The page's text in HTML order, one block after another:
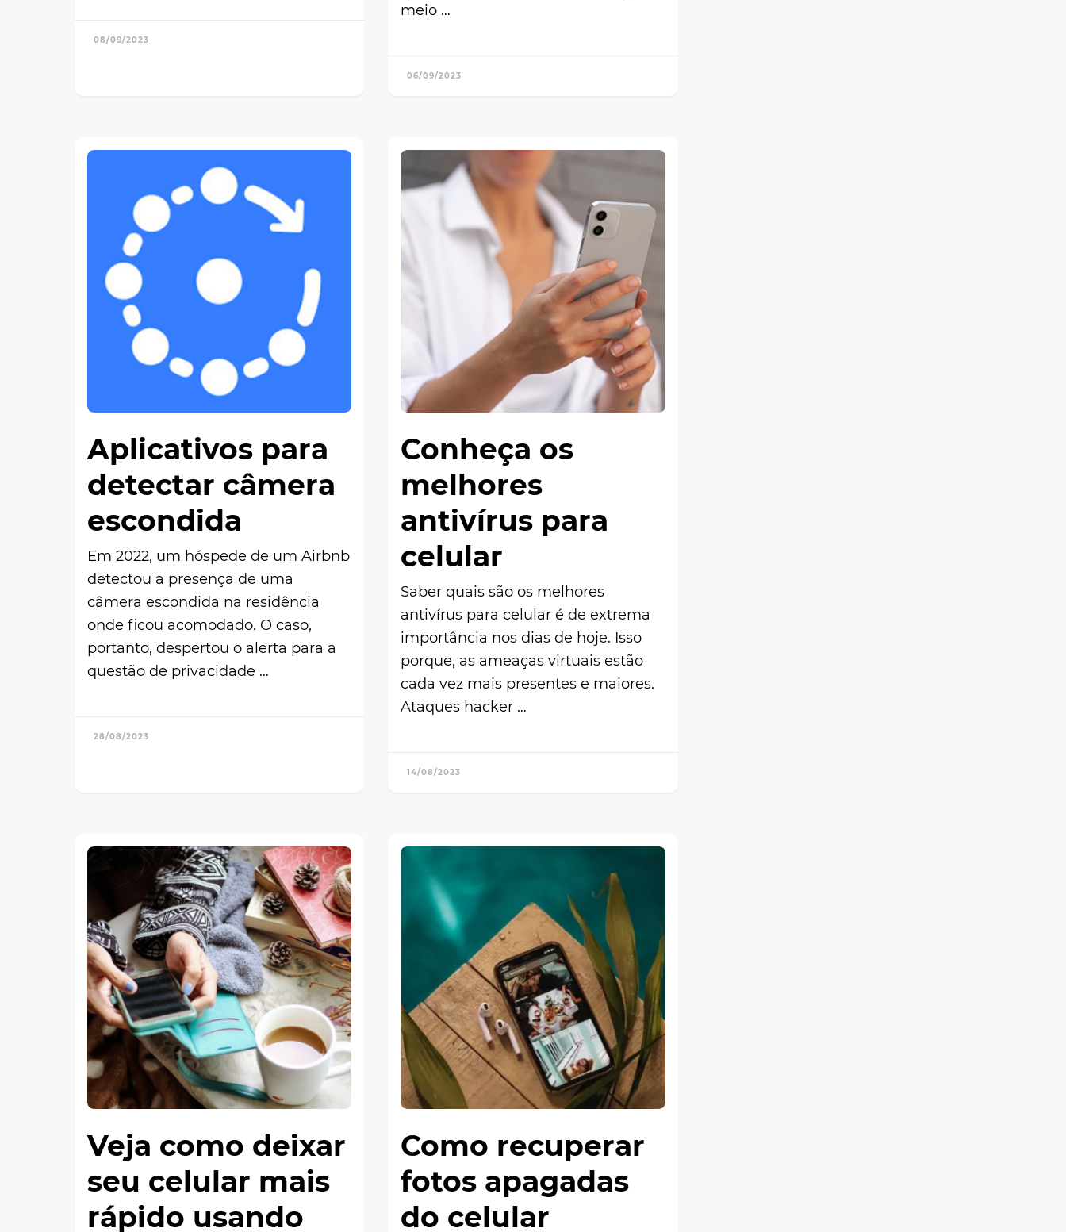
08/09/2023
meio …
06/09/2023
Aplicativos para
detectar câmera
escondida
Em 2022, um hóspede de um Airbnb
detectou a presença de uma
câmera escondida na residência
onde ficou acomodado. O caso,
portanto, despertou o alerta para a
questão de privacidade …
28/08/2023
Conheça os
melhores
antivírus para
celular
Saber quais são os melhores
antivírus para celular é de extrema
importância nos dias de hoje. Isso
porque, as ameaças virtuais estão
cada vez mais presentes e maiores.
Ataques hacker …
14/08/2023
Veja como deixar
seu celular mais
rápido usando
Como recuperar
fotos apagadas
do celular